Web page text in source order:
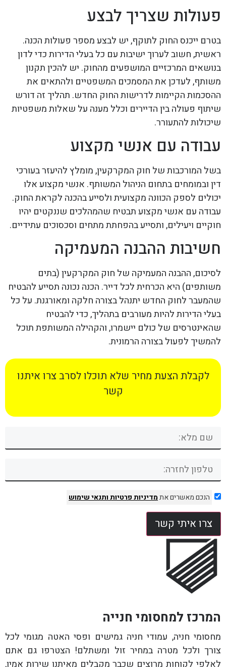
פעולות שצריך לבצע
בטרם ייכנס החוק לתוקף, יש לבצע מספר פעולות הכנה.
ראשית, חשוב לערוך ישיבות עם כל בעלי הדירות כדי לדון
בנושאים המרכזיים המושפעים מהחוק. יש להכין תקנון
משותף, לעדכן את המסמכים המשפטיים ולהתאים את
ההסכמות הקיימות לדרישות החוק החדש. תהליך זה דורש
שיתוף פעולה בין הדיירים וכלל מענה על שאלות משפטיות
שיכולות להתעורר.
עבודה עם אנשי מקצוע
בשל המורכבות של חוק המקרקעין, מומלץ להיעזר בעורכי
דין ובמומחים בתחום הניהול המשותף. אנשי מקצוע אלו
יכולים לספק הכוונה מקצועית ולסייע בהכנה לקראת החוק.
עבודה עם אנשי מקצוע תבטיח שהמהלכים שננקטים יהיו
חוקיים ויעילים, ותסייע בהפחתת מתחים וסכסוכים עתידיים.
חשיבות ההבנה המעמיקה
לסיכום, ההבנה המעמיקה של חוק המקרקעין (בתים
משותפים) היא הכרחית לכל דייר. הכנה נכונה תסייע להבטיח
שהמעבר לחוק החדש יתנהל בצורה חלקה ומאורגנת. על כל
בעלי הדירות להיות מעורבים בתהליך, כדי להבטיח
שהאינטרסים של כולם יישמרו, והקהילה המשותפת תוכל
להמשיך לפעול בצורה הרמונית.
לקבלת הצעת מחיר שלא תוכלו לסרב צרו איתנו
קשר
הנכם מאשרים אתמדיניות פרטיותותנאי שימוש
צרו איתי קשר
המרכז למחסומי חנייה
מחסומי חניה, עמודי חניה גמישים ופסי האטה מגומי לכל
צורך ולכל מטרה במחיר זול ומשתלם! הצטרפו גם אתם